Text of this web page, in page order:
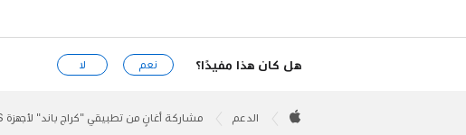
هل كان هذا مفيدًا؟ نعم لا
Footer

الدعم مشاركة أغانٍ من تطبيقي "كراج باند" لأجهزة iOS وLogic Pro لأجهزة iPad إلى SoundCloud